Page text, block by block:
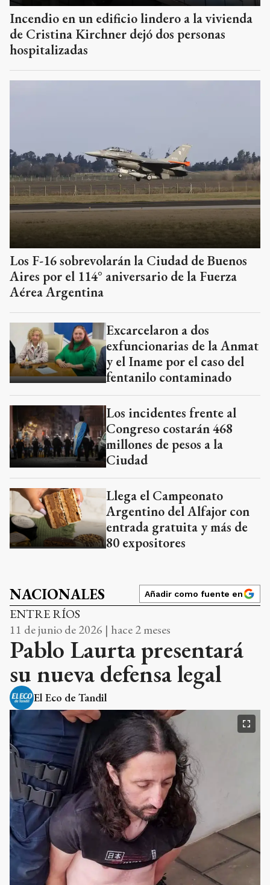
Incendio en un edificio lindero a la vivienda
de Cristina Kirchner dejó dos personas
hospitalizadas
Los F-16 sobrevolarán la Ciudad de Buenos
Aires por el 114° aniversario de la Fuerza
Aérea Argentina
Excarcelaron a dos
exfuncionarias de la Anmat
y el Iname por el caso del
fentanilo contaminado
Los incidentes frente al
Congreso costarán 468
millones de pesos a la
Ciudad
Llega el Campeonato
Argentino del Alfajor con
entrada gratuita y más de
80 expositores
NACIONALES Añadir como fuente en
ENTRE RÍOS
11 de junio de 2026 | hace 2 meses
Pablo Laurta presentará
su nueva defensa legal
El Eco de Tandil